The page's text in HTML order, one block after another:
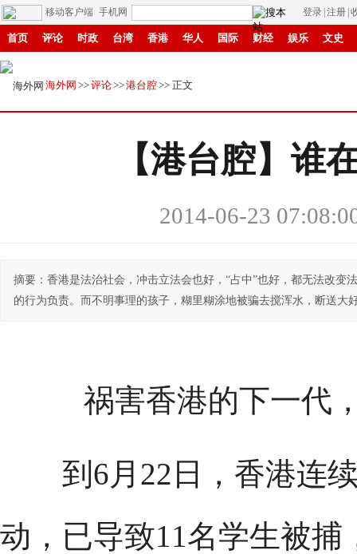
移动客户端 手机网 登录 注册
首页 评论 时政 台湾 香港 华人 国际 财经 娱乐 文史
创新
海外网 >>评论>>港台腔>> 正文
【港台腔】谁
2014-06-23
摘要：香港是法治社会，冲击立法会也好，“占中”也好，都无法改
的行为负责。而不明事理的孩子，糊里糊涂地被骗去搅浑水，断送大
祸害香港的下一代
到6月22日，香港连续
动，已导致11名学生被